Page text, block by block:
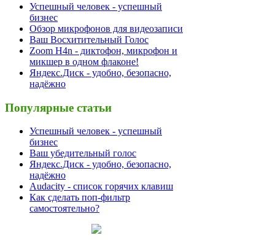
Успешный человек - успешный
бизнес
Обзор микрофонов для видеозаписи
Ваш Восхитительный Голос
Zoom H4n - диктофон, микрофон и
микшер в одном флаконе!
Яндекс.Диск - удобно, безопасно,
надёжно
Популярные статьи
Успешный человек - успешный
бизнес
Ваш убедительный голос
Яндекс.Диск - удобно, безопасно,
надёжно
Audacity - список горячих клавиш
Как сделать поп-фильтр
самостоятельно?